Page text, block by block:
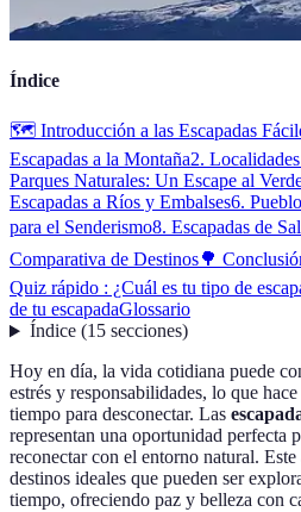
Índice
🗺️ Introducción a las Escapadas
Escapadas a la Montaña2.
Parques Naturales: Un Escape al
Escapadas a Ríos y Embalses6.
para el Senderismo8. Escapadas de
Comparativa de Destinos🌳
Quiz rápido : ¿Cuál es tu tipo de
de tu escapadaGlossario
Índice(15 secciones)
Hoy en día, la vida cotidiana puede
estrés y responsabilidades, lo que
tiempo para desconectar. Las
representan una oportunidad perfecta
reconectar con el entorno natural.
destinos ideales que pueden ser
tiempo, ofreciendo paz y belleza con